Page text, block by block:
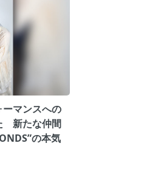
マンスへの
新たな仲間
の本気